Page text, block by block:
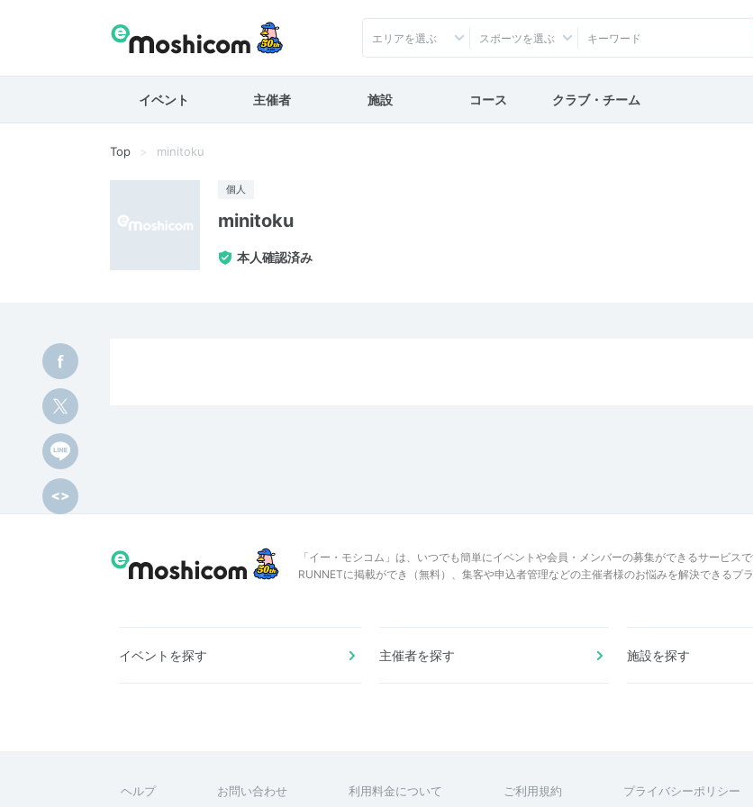
エリアを選ぶ スポーツを選ぶ
イベント 主催者 施設 コース クラブ・チーム
Top minitoku
個人
minitoku
本人確認済み
「イー・モシコム」は、いつでも簡単にイベントや会員・メンバーの募集ができるサービスで
RUNNETに掲載ができ（無料）、集客や申込者管理などの主催者様のお悩みを解決できるプ
イベントを探す 主催者を探す 施設を探す
ヘルプ お問い合わせ 利用料金について ご利用規約 プライバシーポリシー